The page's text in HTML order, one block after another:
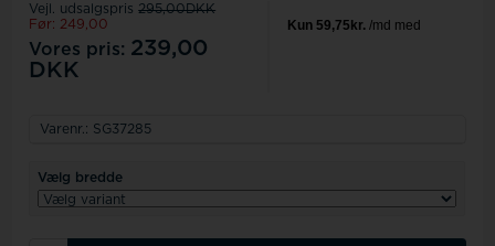
Vejl. udsalgspris 295,00DKK
Før: 249,00
Vores pris: 239,00
DKK
Varenr.: SG37285
Vælg bredde